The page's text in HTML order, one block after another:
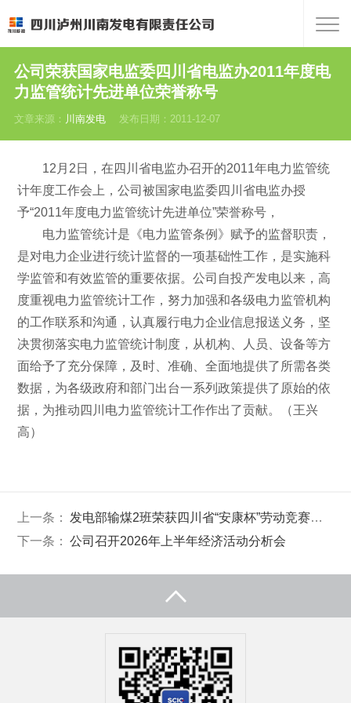
公司荣获国家电监委四川省电监办2011年度电
力监管统计先进单位荣誉称号
文章来源： 川南发电 发布日期：2011-12-07
12月2日，在四川省电监办召开的2011年电力监管统
计年度工作会上，公司被国家电监委四川省电监办授
予“2011年度电力监管统计先进单位”荣誉称号，
电力监管统计是《电力监管条例》赋予的监督职责，
是对电力企业进行统计监督的一项基础性工作，是实施科
学监管和有效监管的重要依据。公司自投产发电以来，高
度重视电力监管统计工作，努力加强和各级电力监管机构
的工作联系和沟通，认真履行电力企业信息报送义务，坚
决贯彻落实电力监管统计制度，从机构、人员、设备等方
面给予了充分保障，及时、准确、全面地提供了所需各类
数据，为各级政府和部门出台一系列政策提供了原始的依
据，为推动四川电力监管统计工作作出了贡献。（王兴
高）
上一条：
发电部输煤2班荣获四川省“安康杯”劳动竞赛优胜班组称号
下一条：
公司召开2026年上半年经济活动分析会